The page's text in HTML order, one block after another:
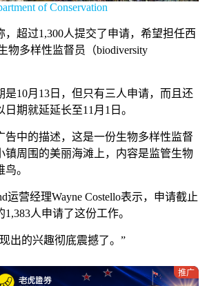
of Conservation
，超过1,300人提交了申请，希望担任西
物多样性监督员（biodiversity
是10月13日，但只有三人申请，而且还
期就延延长至11月1日。
告中的描述，这是一份生物多样性监督
镇周围的美丽海滩上，内容是监管生物
。
运营经理Wayne Costello表示，申请截止
人申请了这份工作。
出的兴趣彻底震撼了。”
推广